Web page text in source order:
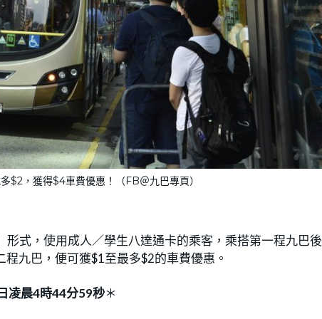
$2，獲得$4車費優惠！（FB＠九巴專頁）
式，使用成人／學生八達通卡的乘客，乘搭第一程九巴
九巴，便可獲$1至最多$2的車費優惠。
凌晨4時44分59秒＊